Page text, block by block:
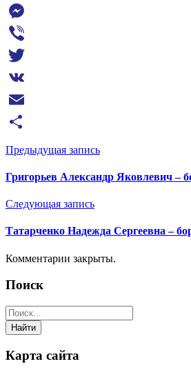
Telegram
Messenger
Viber
Twitter
VK
Email
Отправить
Предыдущая запись
Григорьев Александр Яковлевич –
Следующая запись
Татарченко Надежда Сергеевна –
Комментарии закрыты.
Поиск
Карта сайта